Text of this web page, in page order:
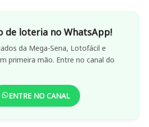
de loteria no WhatsApp!
da Mega-Sena, Lotofácil e
primeira mão. Entre no canal do
ENTRE NO CANAL